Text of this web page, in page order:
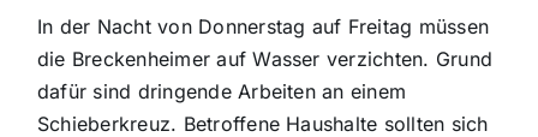
Sport
Kultur
In der Nacht von Donnerstag auf Freitag müssen
die Breckenheimer auf Wasser verzichten. Grund
dafür sind dringende Arbeiten an einem
Schieberkreuz. Betroffene Haushalte sollten sich